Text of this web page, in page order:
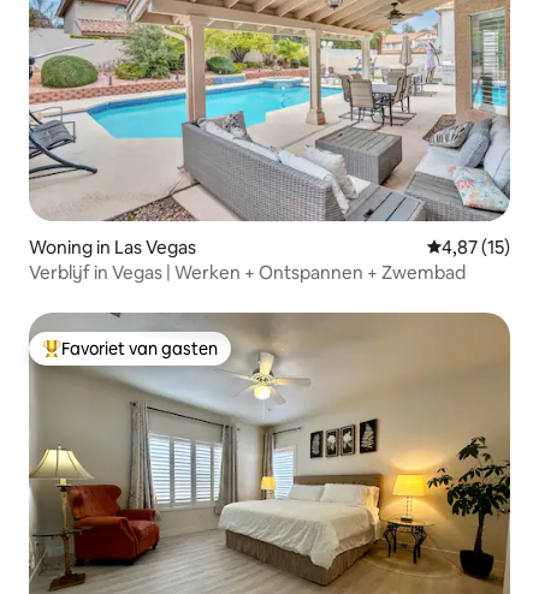
Woning in Las Vegas Gemiddelde
4,87 (15)
Verblijf in Vegas | Werken + Ontspannen + Zwembad
Topfavoriet van gasten
Favoriet van gasten